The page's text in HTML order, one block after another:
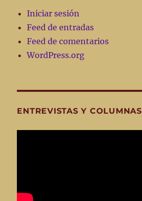
Iniciar sesión
Feed de entradas
Feed de comentarios
WordPress.org
ENTREVISTAS Y COLUMNAS